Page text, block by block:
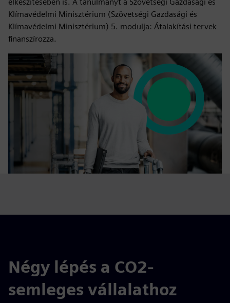
Klímavédelmi Minisztérium (Szövetségi Gazdasági és
Klímavédelmi Minisztérium) 5. modulja: Átalakítási tervek
finanszírozza.
Négy lépés a CO2-
semleges vállalathoz